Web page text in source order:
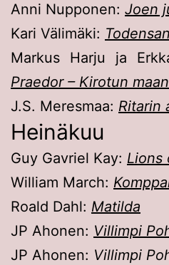
Anni Nupponen: Joen
Kari Välimäki:
Markus Harju ja
Praedor – Kirotun
J.S. Meresmaa: Ritarin
Heinäkuu
Guy Gavriel Kay: Lions
William March:
Roald Dahl: Matilda
JP Ahonen: Villimpi
JP Ahonen: Villimpi